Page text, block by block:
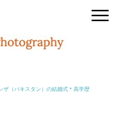
ザ（パキスタン）の結婚式＊高学歴